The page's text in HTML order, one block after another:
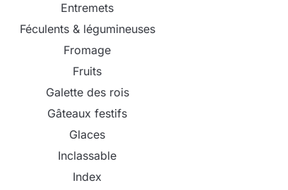
Entremets
Féculents & légumineuses
Fromage
Fruits
Galette des rois
Gâteaux festifs
Glaces
Inclassable
Index